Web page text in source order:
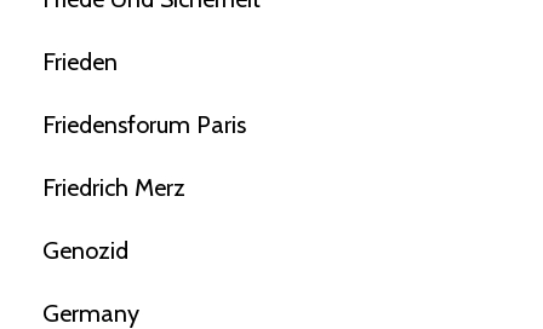
Frieden
Friedensforum Paris
Friedrich Merz
Genozid
Germany